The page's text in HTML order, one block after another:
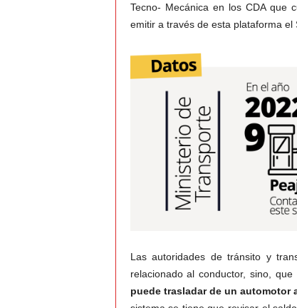
Tecno- Mecánica en los CDA que
emitir a través de esta plataforma el
Las autoridades de tránsito y
relacionado al conductor, sino,
puede trasladar de un automotor